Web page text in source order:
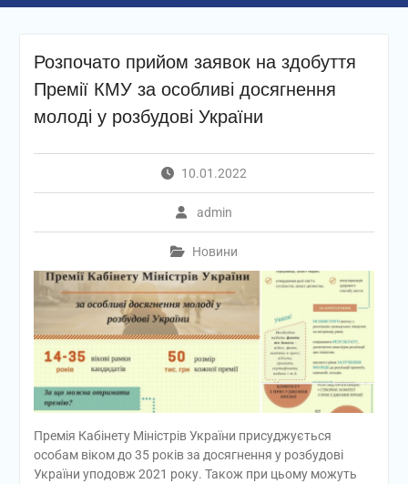
Розпочато прийом заявок на здобуття
Премії КМУ за особливі досягнення
молоді у розбудові України
10.01.2022
admin
Новини
Премія Кабінету Міністрів України присуджується
особам віком до 35 років за досягнення у розбудові
України уподовж 2021 року. Також при цьому можуть